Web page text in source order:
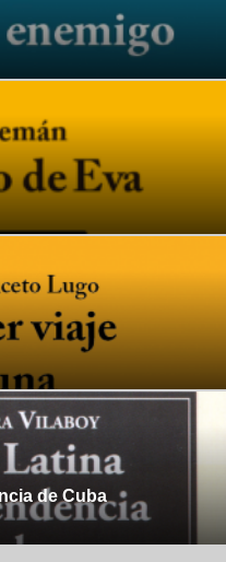
de Cuba